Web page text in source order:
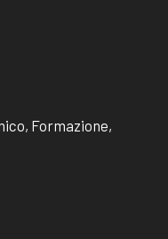
Formazione,